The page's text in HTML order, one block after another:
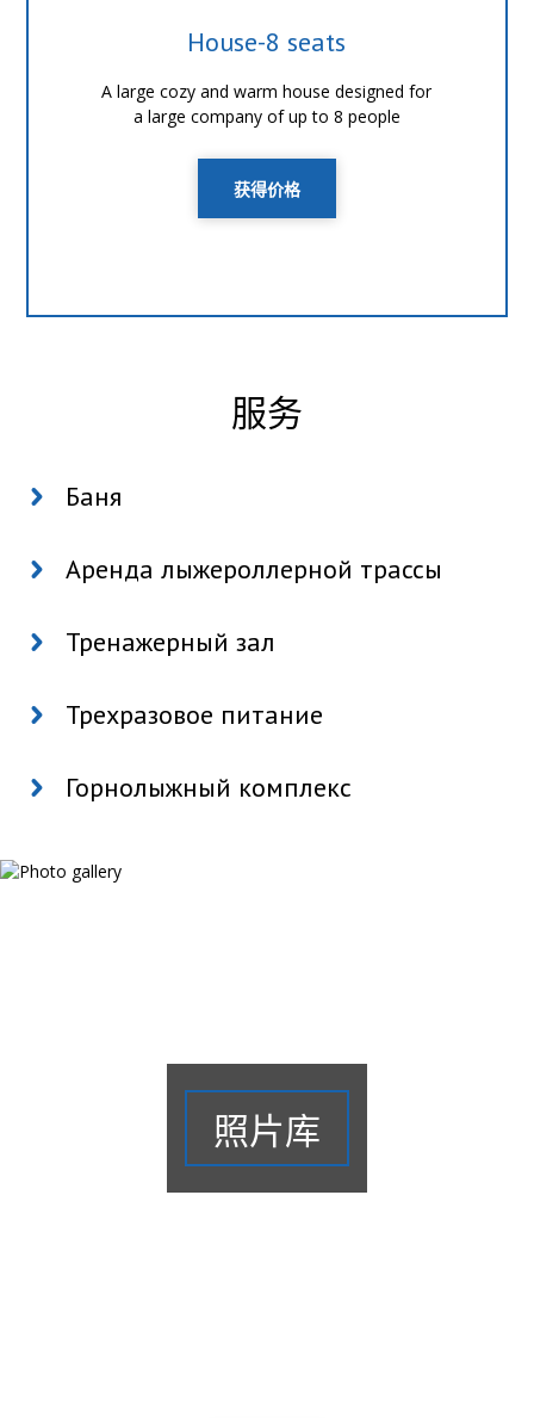
House-8 seats
A large cozy and warm house designed for
a large company of up to 8 people
获得价格
服务
Баня
Аренда лыжероллерной трассы
Тренажерный зал
Трехразовое питание
Горнолыжный комплекс
照片库